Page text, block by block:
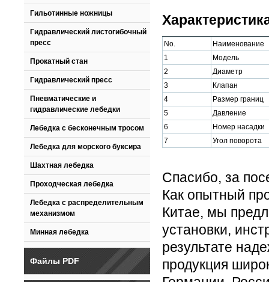
Гильотинные ножницы
Гидравлический листогибочный
пресс
Прокатный стан
Гидравлический пресс
Пневматические и
гидравлические лебедки
Лебедка с бесконечным тросом
Лебедка для морского буксира
Шахтная лебедка
Проходческая лебедка
Лебедка с распределительным
механизмом
Минная лебедка
Файлы PDF
No.
Наименование
1
Модель
2
Диаметр
3
Клапан
4
Размер границ
5
Давление
6
Номер насадки
7
Угол поворота
Спасибо, за
Как опытный
Китае, мы
установки,
результате
продукция